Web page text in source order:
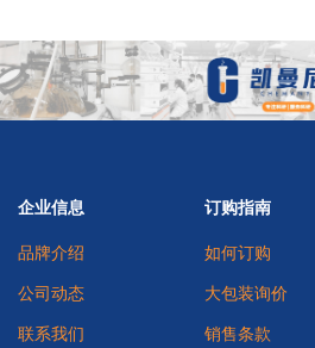
企业信息
品牌介绍
公司动态
联系我们
订购指南
如何订购
大包装询价
销售条款